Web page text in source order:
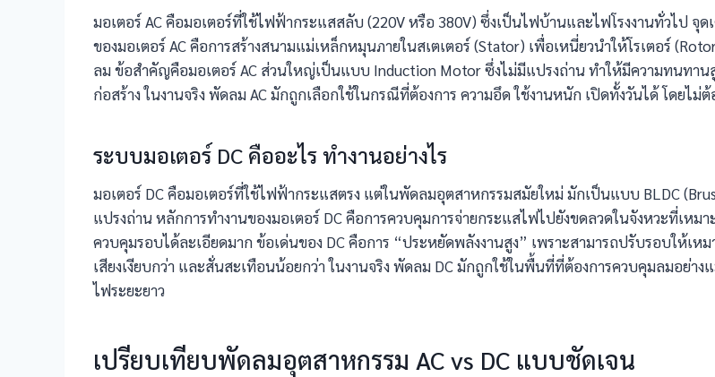
มอเตอร์ AC คือมอเตอร์ที่ใช้ไฟฟ้ากระแสสลับ (220V หรือ 380V) ซึ่งเป็นไฟบ้านและไฟโรงงานทั่วไป
ของมอเตอร์ AC คือการสร้างสนามแม่เหล็กหมุนภายในสเตเตอร์ (Stator) เพื่อเหนี่ยวนำให้โรเตอร์
ลม ข้อสำคัญคือมอเตอร์ AC ส่วนใหญ่เป็นแบบ Induction Motor ซึ่งไม่มีแปรงถ่าน ทำให้มีความทนทานสู
ก่อสร้าง ในงานจริง พัดลม AC มักถูกเลือกใช้ในกรณีที่ต้องการ ความอึด ใช้งานหนัก เปิดทั้งวันได้ โดยไ
ระบบมอเตอร์ DC คืออะไร ทำงานอย่างไร
มอเตอร์ DC คือมอเตอร์ที่ใช้ไฟฟ้ากระแสตรง แต่ในพัดลมอุตสาหกรรมสมัยใหม่ มักเป็นแบบ BLDC
แปรงถ่าน หลักการทำงานของมอเตอร์ DC คือการควบคุมการจ่ายกระแสไฟไปยังขดลวดในจังหวะที่เห
ควบคุมรอบได้ละเอียดมาก ข้อเด่นของ DC คือการ “ประหยัดพลังงานสูง” เพราะสามารถปรับรอบให้เห
เสียงเงียบกว่า และสั่นสะเทือนน้อยกว่า ในงานจริง พัดลม DC มักถูกใช้ในพื้นที่ที่ต้องการควบคุมลมอย่า
ไฟระยะยาว
เปรียบเทียบพัดลมอุตสาหกรรม AC vs DC แบบชัดเจน